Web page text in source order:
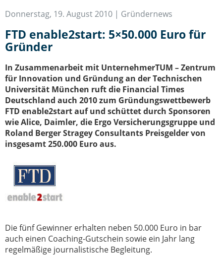
Start-Up Augsburg
Donnerstag, 19. August 2010 | Gründernews
FTD enable2start: 5×50.000 Euro für
Gründer
In Zusammenarbeit mit UnternehmerTUM – Zentrum
für Innovation und Gründung an der Technischen
Universität München ruft die Financial Times
Deutschland auch 2010 zum Gründungswettbewerb
FTD enable2start auf und schüttet durch Sponsoren
wie Alice, Daimler, die Ergo Versicherungsgruppe und
Roland Berger Stragey Consultants Preisgelder von
insgesamt 250.000 Euro aus.
Die fünf Gewinner erhalten neben 50.000 Euro in bar
auch einen Coaching-Gutschein sowie ein Jahr lang
regelmäßige journalistische Begleitung.